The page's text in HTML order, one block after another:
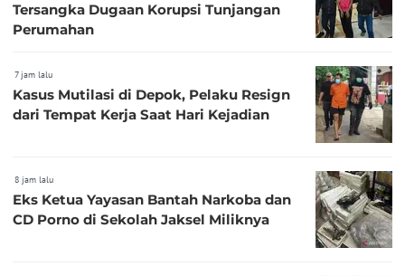
Tersangka Dugaan Korupsi Tunjangan
Perumahan
7 jam lalu
Kasus Mutilasi di Depok, Pelaku Resign
dari Tempat Kerja Saat Hari Kejadian
8 jam lalu
Eks Ketua Yayasan Bantah Narkoba dan
CD Porno di Sekolah Jaksel Miliknya